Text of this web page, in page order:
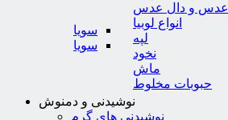
عدس و دال عدس
انواع لوبیا
لپه
نخود
ماش
حبوبات مخلوط
سویا
سویا
نوشیدنی و دمنوش
نوشیدنی های گرم